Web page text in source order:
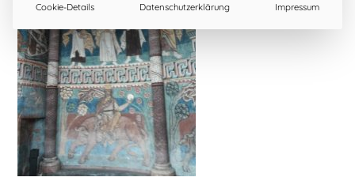
Cookie-Details Datenschutzerklärung Impressum